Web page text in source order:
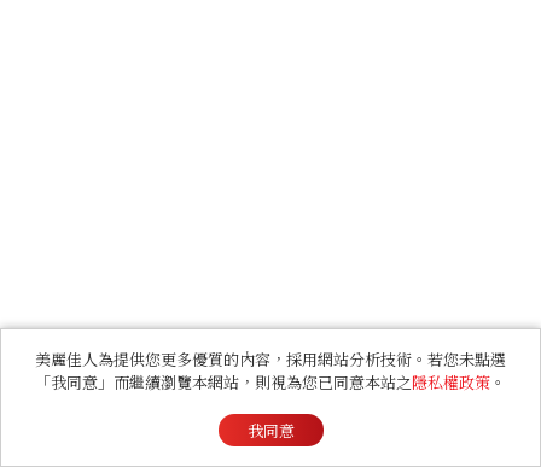
美麗佳人為提供您更多優質的內容，採用網站分析技術。若您未點選
「我同意」而繼續瀏覽本網站，則視為您已同意本站之隱私權政策 。
我同意